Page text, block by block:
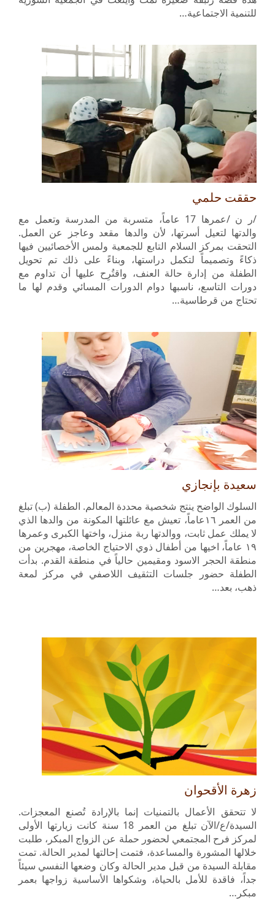
للتنمية الاجتماعية…
حققت حلمي
/ر ن /عمرها 17 عاماً، متسربة من المدرسة وتعمل مع
والدتها لتعيل أسرتها، لأن والدها مقعد وعاجز عن العمل.
التحقت بمركز السلام التابع للجمعية ولمس الأخصائيين فيها
ذكاءً وتصميماً لتكمل دراستها، وبناءً على ذلك تم تحويل
الطفلة من إدارة حالة العنف، واقتُرِح عليها أن تداوم مع
دورات التاسع، ناسبها دوام الدورات المسائي وقدم لها ما
تحتاج من قرطاسية…
سعيدة بإنجازي
السلوك الواضح ينتج شخصية محددة المعالم. الطفلة (ب) تبلغ
من العمر ١٦عاماً، تعيش مع عائلتها المكونة من والدها الذي
لا يملك عمل ثابت، ووالدتها ربة منزل، واختها الكبرى وعمرها
١٩ عاماً، اخيها من أطفال ذوي الاحتياج الخاصة، مهجرين من
منطقة الحجر الاسود ومقيمين حالياً في منطقة القدم. بدأت
الطفلة حضور جلسات التثقيف اللاصفي في مركز لمعة
ذهب، بعد…
زهرة الأقحوان
لا تتحقق الأعمال بالتمنيات إنما بالإرادة تُصنع المعجزات.
السيدة/ع/الآن تبلغ من العمر 18 سنة كانت زيارتها الأولى
لمركز فرح المجتمعي لحضور حملة عن الزواج المبكر، طلبت
خلالها المشورة والمساعدة، فتمت إحالتها لمدير الحالة. تمت
مقابلة السيدة من قبل مدير الحالة وكان وضعها النفسي سيئاً
جداً، فاقدة للأمل بالحياة، وشكواها الأساسية زواجها بعمر
مبكر…